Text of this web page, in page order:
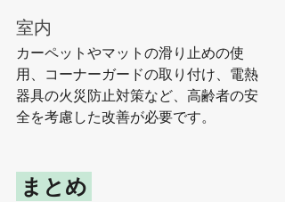
室内
カーペットやマットの滑り止めの使
用、コーナーガードの取り付け、電熱
器具の火災防止対策など、高齢者の安
全を考慮した改善が必要です。
まとめ